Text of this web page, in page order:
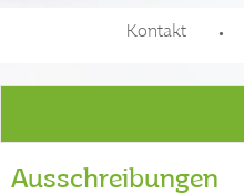
Kontakt
Ausschreibungen